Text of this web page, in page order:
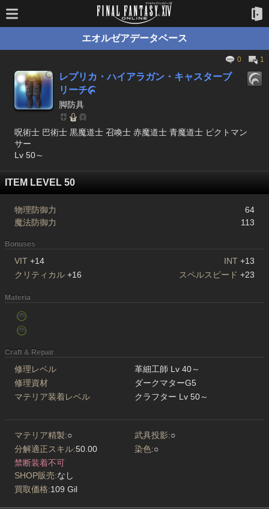
エオルゼアデータベース
0 1
レプリカ・ハイアラガン・キャスターブ
リーチ
脚防具
呪術士 巴術士 黒魔道士 召喚士 赤魔道士 青魔道士 ピクトマン
サー
Lv 50～
ITEM LEVEL 50
物理防御力
64
魔法防御力
113
Bonuses
VIT +14 INT +13
クリティカル +16 スペルスピード +23
Materia
Craft & Repair
修理レベル
革細工師 Lv 40～
修理資材
ダークマターG5
マテリア装着レベル
クラフター Lv 50～
マテリア精製:○ 武具投影:○
分解適正スキル:50.00 染色:○
禁断装着不可
SHOP販売:なし
買取価格:109 Gil